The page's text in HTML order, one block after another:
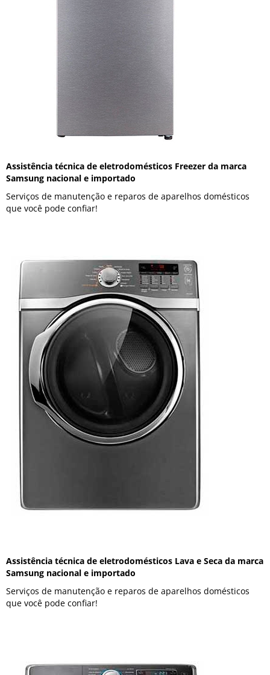
Assistência técnica de eletrodomésticos Freezer da marca
Samsung nacional e importado
Serviços de manutenção e reparos de aparelhos domésticos
que você pode confiar!
Assistência técnica de eletrodomésticos Lava e Seca da marca
Samsung nacional e importado
Serviços de manutenção e reparos de aparelhos domésticos
que você pode confiar!